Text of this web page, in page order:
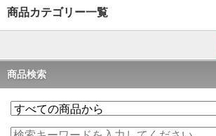
商品カテゴリー一覧
商品検索